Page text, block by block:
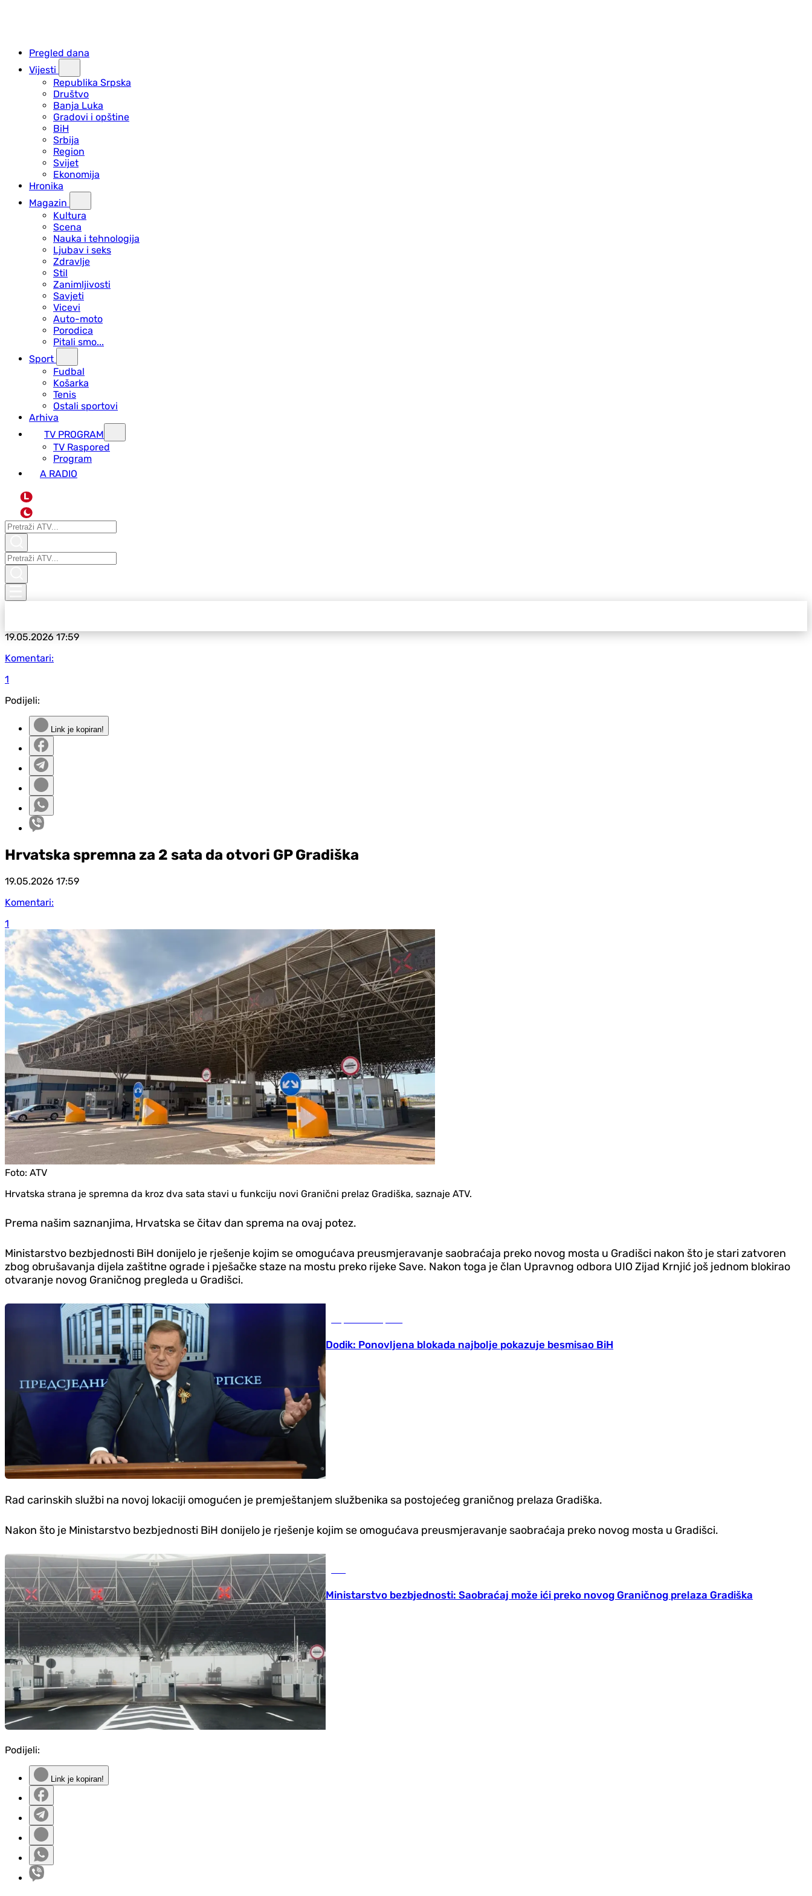
Pregled dana
Vijesti
Republika Srpska
Društvo
Banja Luka
Gradovi i opštine
BiH
Srbija
Region
Svijet
Ekonomija
Hronika
Magazin
Kultura
Scena
Nauka i tehnologija
Ljubav i seks
Zdravlje
Stil
Zanimljivosti
Savjeti
Vicevi
Auto-moto
Porodica
Pitali smo...
Sport
Fudbal
Košarka
Tenis
Ostali sportovi
Arhiva
TV PROGRAM
ТV Raspored
Program
A RADIO
L
19.05.202617:59
Komentari:
1
Podijeli:
Link je kopiran!
Hrvatska spremna za 2 sata da otvori GP Gradiška
19.05.2026 17:59
Komentari:
1
Foto: ATV
Hrvatska strana je spremna da kroz dva sata stavi u funkciju novi Granični prelaz Gradiška, saznaje ATV.
Prema našim saznanjima, Hrvatska se čitav dan sprema na ovaj potez.
Ministarstvo bezbjednosti BiH donijelo je rješenje kojim se omogućava preusmjeravanje saobraćaja preko novog mosta u Gradišci nakon što je stari zatvoren
zbog obrušavanja dijela zaštitne ograde i pješačke staze na mostu preko rijeke Save. Nakon toga je član Upravnog odbora UIO Zijad Krnjić još jednom blokirao
otvaranje novog Graničnog pregleda u Gradišci.
Dodik: Ponovljena blokada najbolje pokazuje besmisao BiH
Rad carinskih službi na novoj lokaciji omogućen je premještanjem službenika sa postojećeg graničnog prelaza Gradiška.
Nakon što je Ministarstvo bezbjednosti BiH donijelo je rješenje kojim se omogućava preusmjeravanje saobraćaja preko novog mosta u Gradišci.
Ministarstvo bezbjednosti: Saobraćaj može ići preko novog Graničnog prelaza Gradiška
Podijeli:
Link je kopiran!